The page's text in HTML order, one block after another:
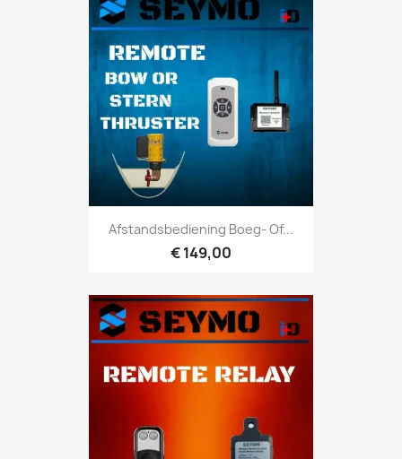
Afstandsbediening Boeg- Of...
€ 149,00